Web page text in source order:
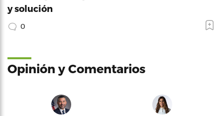
y solución
0
Opinión y Comentarios